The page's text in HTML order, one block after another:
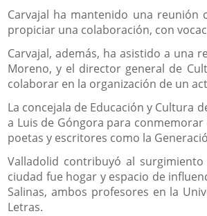
Carvajal ha mantenido una reunión
propiciar una colaboración, con
Carvajal, además, ha asistido a una
Moreno, y el director general de
colaborar en la organización de un
La concejala de Educación y Cultura
a Luis de Góngora para
poetas y escritores como la
Valladolid contribuyó al
ciudad fue hogar y espacio de
Salinas, ambos profesores en la
Letras.